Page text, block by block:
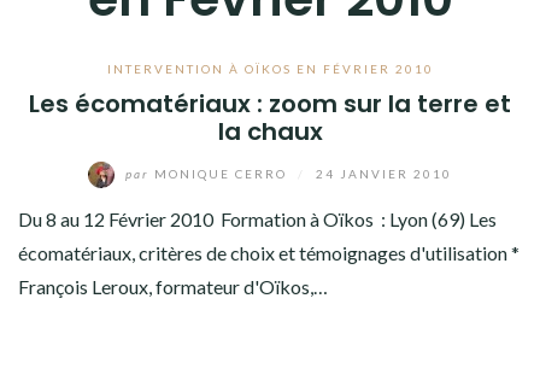
INTERVENTION À OÏKOS EN FÉVRIER 2010
Les écomatériaux : zoom sur la terre et
la chaux
par MONIQUE CERRO 24 JANVIER 2010
Du 8 au 12 Février 2010 Formation à Oïkos : Lyon (69) Les
écomatériaux, critères de choix et témoignages d'utilisation *
François Leroux, formateur d'Oïkos,…